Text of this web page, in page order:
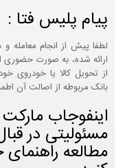
پیام پلیس فتا :
لطفا پیش از انجام معامله
ارائه شده، به صورت حضوری
از تحویل کالا یا خودروی
بانک مربوطه از اصالت آن
اینفوجاب
مسئولیتی در
مطالعه